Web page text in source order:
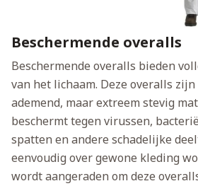
Beschermende overalls
Beschermende overalls bieden
van het lichaam. Deze overalls
ademend, maar extreem stevig
beschermt tegen virussen,
spatten en andere schadelijke
eenvoudig over gewone kleding
wordt aangeraden om deze